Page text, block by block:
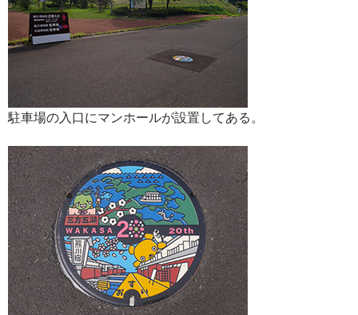
駐車場の入口にマンホールが設置してある。